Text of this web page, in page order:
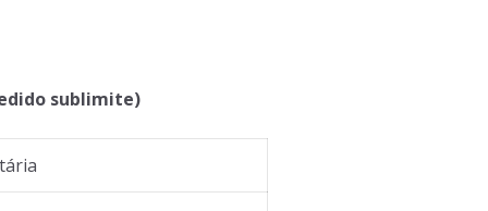
sublimite)